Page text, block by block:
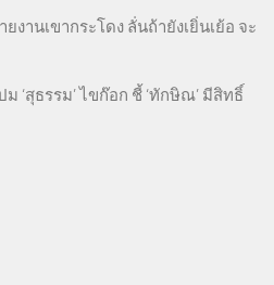
ยงานเขากระโดง ลั่นถ้ายังเยิ่นเย้อ จะ
ม ‘สุธรรม’ ไขก๊อก ชี้ ‘ทักษิณ’ มีสิทธิ์